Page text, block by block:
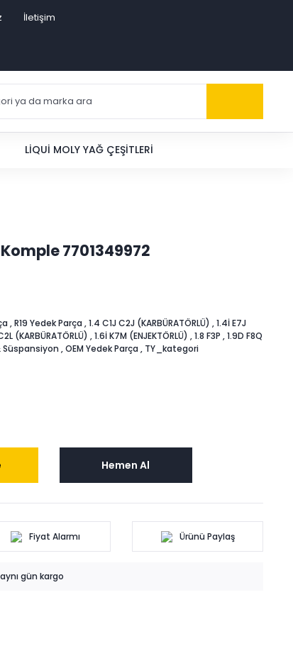
İletişim
LIQUI MOLY YAĞ ÇEŞITLERI
7701349972
,R19 Yedek Parça ,1.4 C1J C2J (KARBÜRATÖRLÜ) ,1.4İ E7J
(KARBÜRATÖRLÜ) ,1.6İ K7M (ENJEKTÖRLÜ) ,1.8 F3P ,1.9D F8Q
Süspansiyon ,OEM Yedek Parça , TY_kategori
Hemen Al
Fiyat Alarmı Ürünü Paylaş
gün kargo